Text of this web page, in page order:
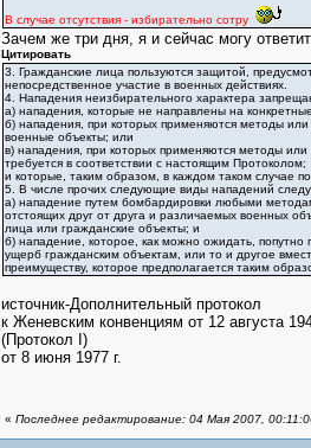
В случае отсутствия - избирательно сотру
Зачем же три дня, я и сейчас могу
Цитировать
3. Гражданские лица пользуются защитой,
непосредственное участие в военных действиях.
4. Нападения неизбирательного характера
а) нападения, которые не направлены на
б) нападения, при которых применяются методы
военные объекты; или
в) нападения, при которых применяются методы или
требуется в соответствии с настоящим Протоколом;
и которые, таким образом, в каждом таком случае
5. В числе прочих следующие виды нападений
а) нападение путем бомбардировки любыми
отстоящих друг от друга и различаемых военных
лица или гражданские объекты; и
б) нападение, которое, как можно ожидать,
ущерб гражданским объектам, или то и другое
преимуществу, которое предполагается таким
источник-Дополнительный протокол
к Женевским конвенциям от 12 августа
(Протокол I)
от 8 июня 1977 г.
« Последнее редактирование: 04 Мая 2007,